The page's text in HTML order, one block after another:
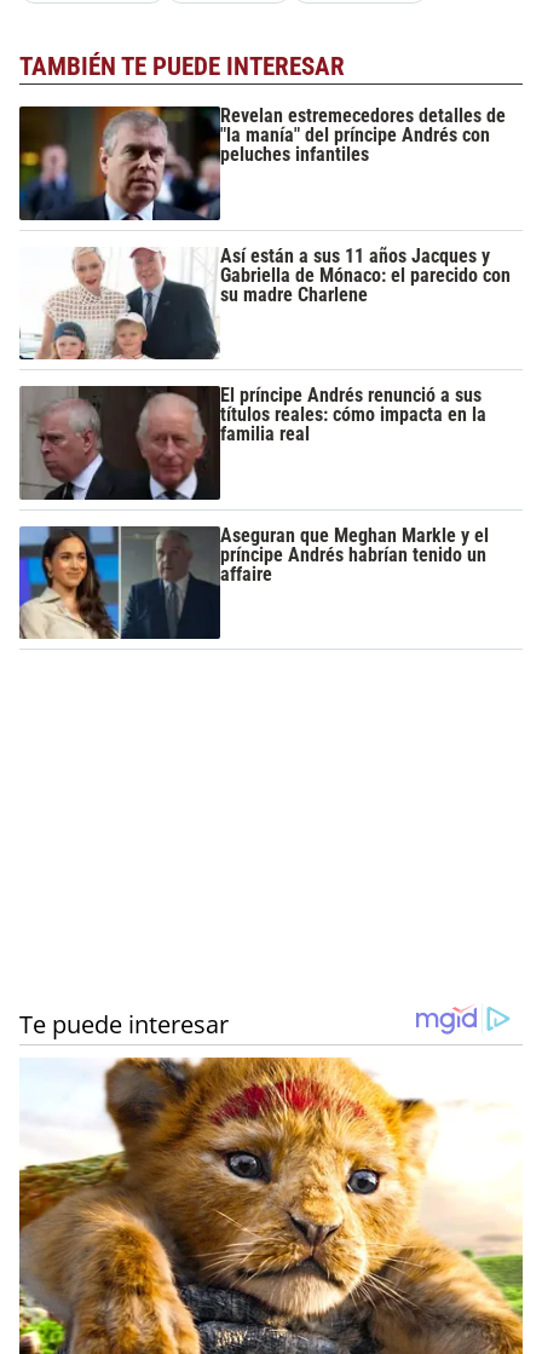
TAMBIÉN TE PUEDE INTERESAR
Revelan estremecedores detalles de
"la manía" del príncipe Andrés con
peluches infantiles
Así están a sus 11 años Jacques y
Gabriella de Mónaco: el parecido con
su madre Charlene
El príncipe Andrés renunció a sus
títulos reales: cómo impacta en la
familia real
Aseguran que Meghan Markle y el
príncipe Andrés habrían tenido un
affaire